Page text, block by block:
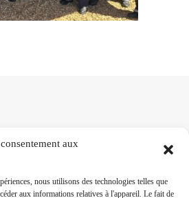
aux
nous utilisons des technologies telles que
aux informations relatives à l'appareil. Le fait de
RÉSEAU